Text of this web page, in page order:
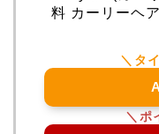
料 カーリーヘ